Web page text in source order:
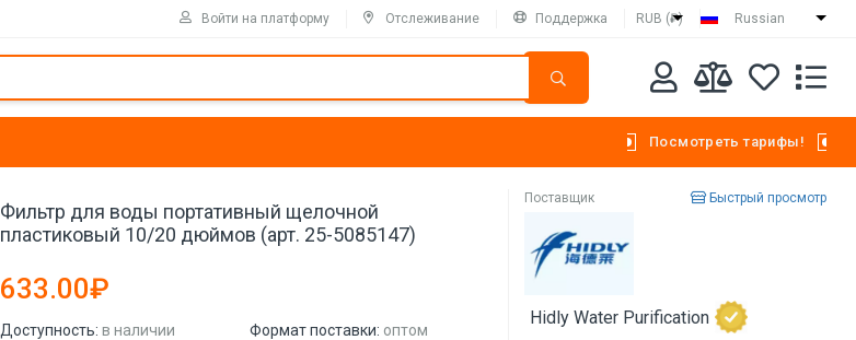
Войти на платформу Отслеживание Поддержка RUB (₽) Russian
Посмотреть тарифы!
Фильтр для воды портативный щелочной
пластиковый 10/20 дюймов (арт. 25-5085147)
633.00₽
Доступность: в наличии Формат поставки: оптом
Поставщик Быстрый просмотр
Hidly Water Purification